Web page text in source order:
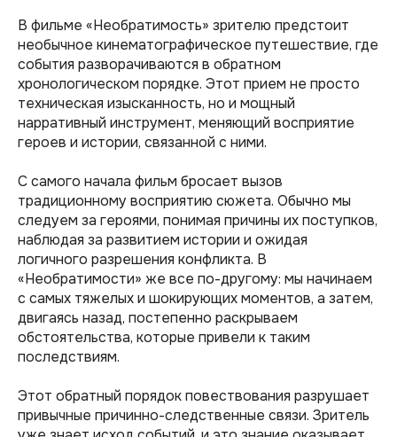
В фильме «Необратимость» зрителю предстоит
необычное кинематографическое путешествие, где
события разворачиваются в обратном
хронологическом порядке. Этот прием не просто
техническая изысканность, но и мощный
нарративный инструмент, меняющий восприятие
героев и истории, связанной с ними.
С самого начала фильм бросает вызов
традиционному восприятию сюжета. Обычно мы
следуем за героями, понимая причины их поступков,
наблюдая за развитием истории и ожидая
логичного разрешения конфликта. В
«Необратимости» же все по-другому: мы начинаем
с самых тяжелых и шокирующих моментов, а затем,
двигаясь назад, постепенно раскрываем
обстоятельства, которые привели к таким
последствиям.
Этот обратный порядок повествования разрушает
привычные причинно-следственные связи. Зритель